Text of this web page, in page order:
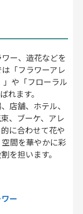
ビリティ方針
ー、造花などを
「フラワーアレ
や「フローラル
れます。
店舗、ホテル、
、ブーケ、アレ
に合わせて花や
間を華やかに彩
を担います。
ー